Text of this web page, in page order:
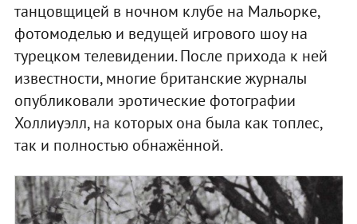
танцовщицей в ночном клубе на Мальорке,
фотомоделью и ведущей игрового шоу на
турецком телевидении. После прихода к ней
известности, многие британские журналы
опубликовали эротические фотографии
Холлиуэлл, на которых она была как топлес,
так и полностью обнажённой.